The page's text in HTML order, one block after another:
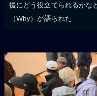
援にどう役立てられるかな
（Why）が語られた